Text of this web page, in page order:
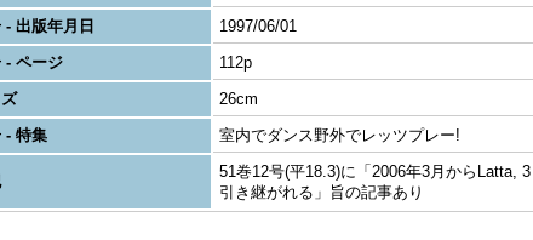
- 出版年月日
1997/06/01
- ページ
112p
26cm
- 特集
室内でダンス野外でレッツプレー!
51巻12号(平18.3)に「2006年3月からLatta,
引き継がれる」旨の記事あり